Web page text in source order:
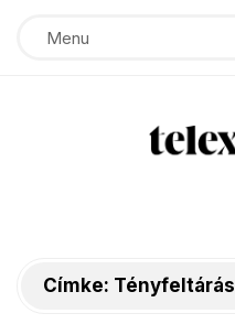
Menu
l
Címke: Tényfeltárás